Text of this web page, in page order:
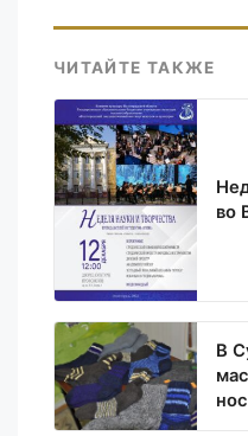
ЧИТАЙТЕ ТАКЖЕ
во
В